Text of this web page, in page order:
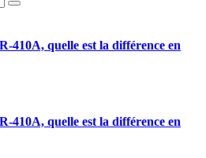
410A, quelle est la différence en
410A, quelle est la différence en